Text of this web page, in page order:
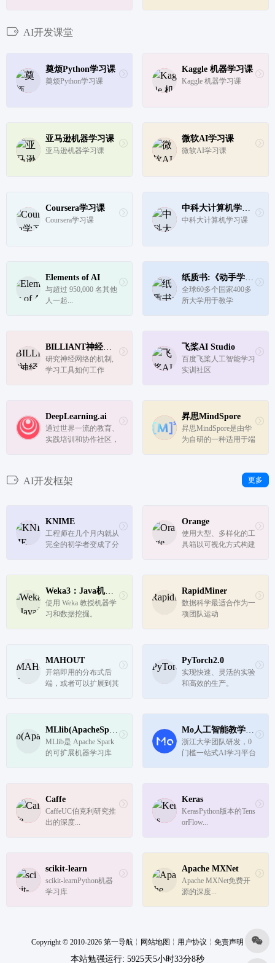
作、广告营销和游戏设
计等多个领域
AI开发课堂
奠烦Python学习课
奠烦Python学习课
Kaggle 机器学习课
Kaggle 机器学习课
亚马逊机器学习课
亚马逊机器学习课
微软AI学习课
微软AI学习课
Coursera学习课
Coursera学习课
中科大计算机学习课
中科大计算机学习课
Elements of AI
与超过 950,000 名其他
人一起...
纸质书:《动手学深度学习》
全球60多个国家400多
所大学用于教学
BILLIANT神经网络概论
研究神经网络的机制,
学习工具如何工作
飞桨AI Studio
百度飞桨人工智能学习
实训社区
DeepLearning.ai
通过世界一流的教育、
实践培训和协作社区，
昇思MindSpore
昇思MindSpore是由华
为自研的一种适用于端
架，MindSpore提供了
友好的设计和高效的执
体验，并为As...
AI开发框架 更多
KNIME
工程师在几个月内就从
完全的初学者变成了分
Orange
使用大型、多样化的工
具箱以可视化方式构建
Weka3：Java机器学习软件
使用 Weka 教授机器学
习和数据挖掘。
RapidMiner
数据科学最适合作为一
项团队运动
MAHOUT
开箱即用的分布式后
端，或者可以扩展到其
PyTorch2.0
实现快速、灵活的实验
和高效的生产。
MLlib(ApacheSpark)
MLlib是 Apache Spark
的可扩展机器学习库
Mo人工智能教学实习平台
浙江大学团队研发，0
门槛一站式AI学习平台
Caffe
CaffeUC伯克利研究推
出的深度...
Keras
KerasPython版本的Tens
orFlow...
scikit-learn
scikit-learnPython机器
学习库
Apache MXNet
Apache MXNet免费开
源的深度...
Copyright © 2010-2026 第一导航 ╎ 网站地图 ╎ 用户协议 ╎ 免责声明
本站勉强运行: 5925天5小时33分9秒